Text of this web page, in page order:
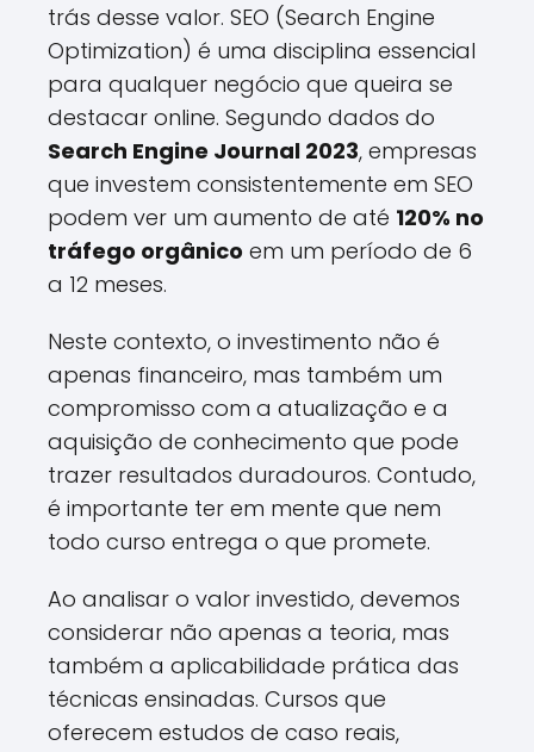
trás desse valor. SEO (Search Engine
Optimization) é uma disciplina essencial
para qualquer negócio que queira se
destacar online. Segundo dados do
Search Engine Journal 2023, empresas
que investem consistentemente em SEO
podem ver um aumento de até 120% no
tráfego orgânico em um período de 6
a 12 meses.
Neste contexto, o investimento não é
apenas financeiro, mas também um
compromisso com a atualização e a
aquisição de conhecimento que pode
trazer resultados duradouros. Contudo,
é importante ter em mente que nem
todo curso entrega o que promete.
Ao analisar o valor investido, devemos
considerar não apenas a teoria, mas
também a aplicabilidade prática das
técnicas ensinadas. Cursos que
oferecem estudos de caso reais,